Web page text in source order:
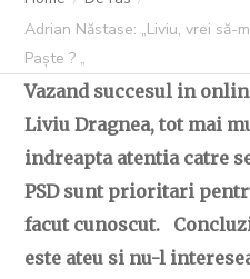
C OVIDIU 7
Adrian Năstase: „Liviu, vrei să-
Paște ? „
Vazand succesul in
Liviu Dragnea, tot mai
indreapta atentia catre
PSD sunt prioritari
facut cunoscut.
este ateu si nu-l